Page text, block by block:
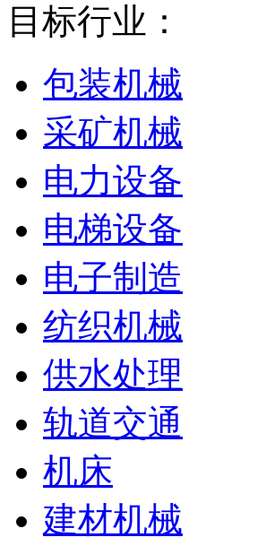
目标行业：
包装机械
采矿机械
电力设备
电梯设备
电子制造
纺织机械
供水处理
轨道交通
机床
建材机械